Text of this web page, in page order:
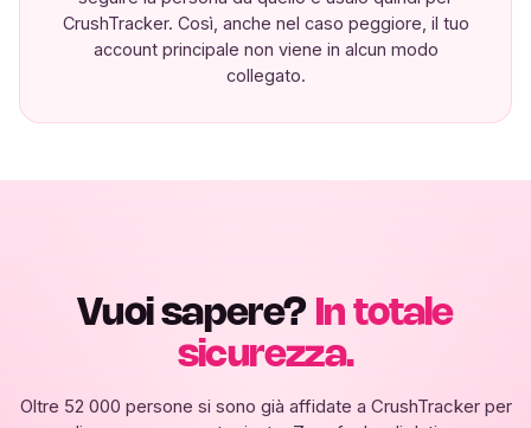
CrushTracker. Così, anche nel caso peggiore, il tuo
account principale non viene in alcun modo
collegato.
Vuoi sapere? In totale
sicurezza.
Oltre 52 000 persone si sono già affidate a CrushTracker per